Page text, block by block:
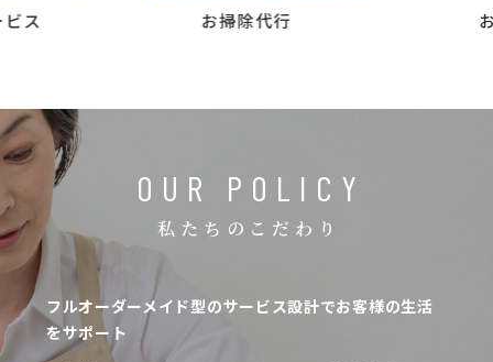
ス お掃除代行
OUR POLICY
私たちのこだわり
フルオーダーメイド型のサービス設計でお客様の生活
をサポート